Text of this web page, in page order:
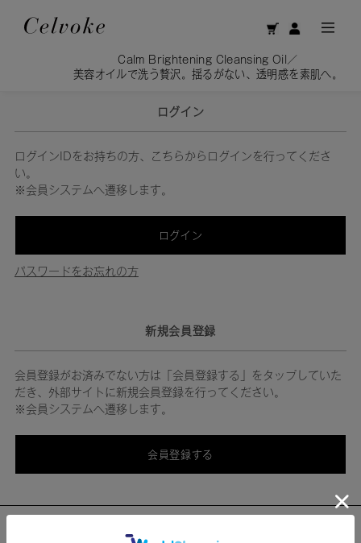
Calm Brightening Cleansing Oil／
美容オイルで洗う贅沢。揺るがない、透明感を素肌へ。
ログイン
ログインIDをお持ちの方、こちらからログインを行ってくださ
い。
※会員システムへ遷移します。
ログイン
パスワードをお忘れの方
新規会員登録
会員登録がお済みでない方は「会員登録する」をタップしていた
だき、外部サイトに新規会員登録を行ってください。
※会員システムへ遷移します。
会員登録する